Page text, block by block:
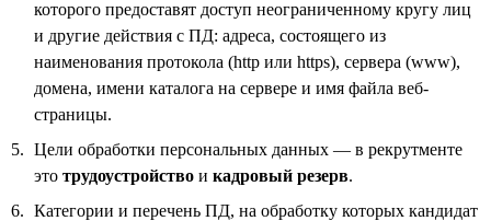
которого предоставят доступ неограниченному кругу лиц
и другие действия с ПД: адреса, состоящего из
наименования протокола (http или https), сервера (www),
домена, имени каталога на сервере и имя файла веб-
страницы.
Цели обработки персональных данных — в рекрутменте
это трудоустройство и кадровый резерв.
Категории и перечень ПД, на обработку которых кандидат